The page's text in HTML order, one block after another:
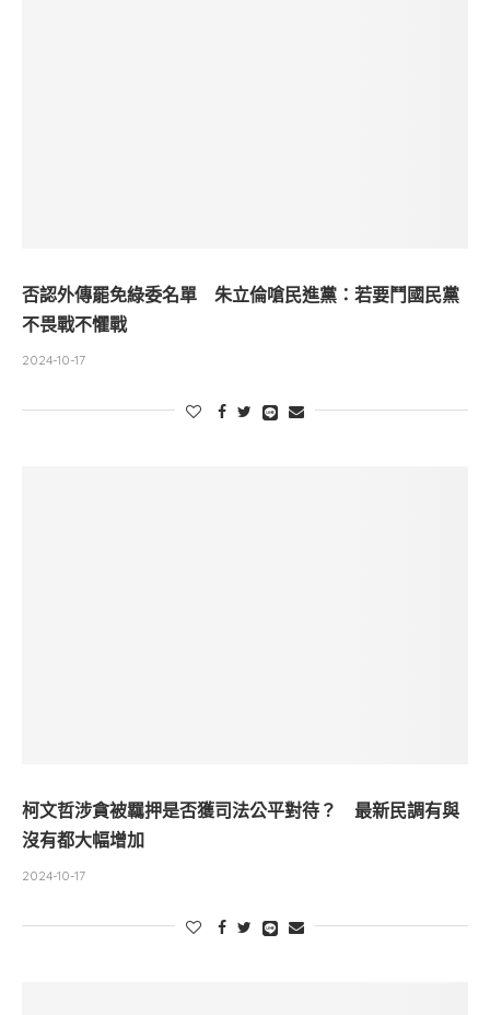
否認外傳罷免綠委名單 朱立倫嗆民進黨：若要鬥國民黨
不畏戰不懼戰
2024-10-17
柯文哲涉貪被羈押是否獲司法公平對待？ 最新民調有與
沒有都大幅增加
2024-10-17